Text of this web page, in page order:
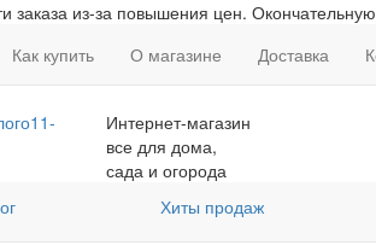
заказа из-за повышения цен. Окончательную
Как купить О магазине Доставка
Интернет-магазин
все для дома,
сада и огорода
Хиты продаж